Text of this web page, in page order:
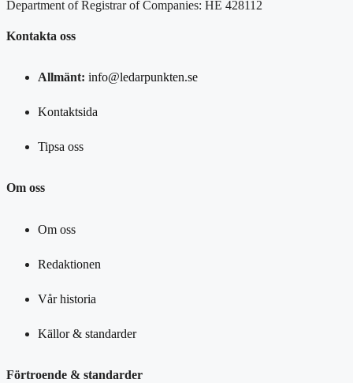
Department of Registrar of Companies: HE 428112
Kontakta oss
Allmänt: info@ledarpunkten.se
Kontaktsida
Tipsa oss
Om oss
Om oss
Redaktionen
Vår historia
Källor & standarder
Förtroende & standarder